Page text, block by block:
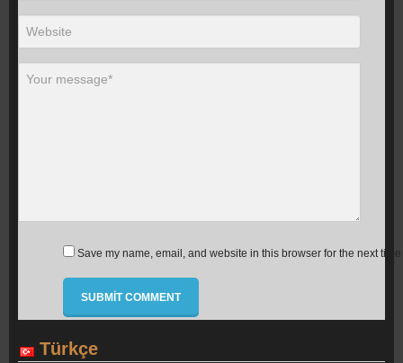
Save my name, email, and website in this browser for the next
Türkçe